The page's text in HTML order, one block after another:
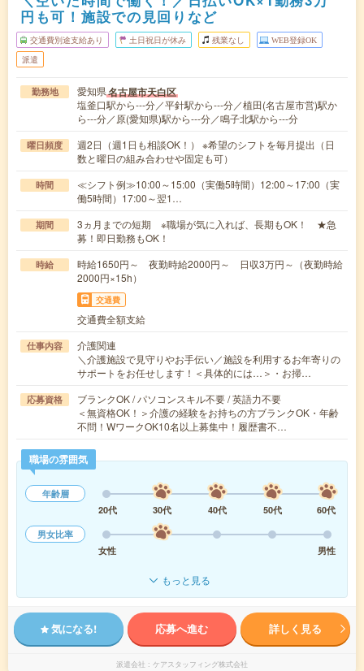
円も可！施設での見回りなど
交通費別途支給あり 土日祝日が休み 残業なし WEB登録OK
派遣
勤務地 愛知県名古屋市天白区
塩釜口駅から---分／平針駅から---分／植田(名古屋市営)駅か
ら---分／原(愛知県)駅から---分／鳴子北駅から---分
曜日頻度
週2日（週1日も相談OK！） ※希望のシフトを毎月提出（日
数と曜日の組み合わせや固定も可）
時間
≪シフト例≫10:00～15:00（実働5時間）12:00～17:00（実
働5時間）17:00～翌1…
期間
3ヵ月までの短期 ※職場が気に入れば、長期もOK！ ★急
募！即日勤務もOK！
時給
時給1650円～ 夜勤時給2000円～ 日収3万円～（夜勤時給
2000円×15h）
交通費
交通費全額支給
仕事内容
介護関連
＼介護施設で見守りやお手伝い／施設を利用するお年寄りの
サポートをお任せします！＜具体的には…＞・お掃…
応募資格
ブランクOK / パソコンスキル不要 / 英語力不要
＜無資格OK！＞介護の経験をお持ちの方ブランクOK・年齢
不問！WワークOK10名以上募集中！履歴書不…
職場の雰囲気
年齢層
20代
30代 40代 50代
60代
男女比率
女性
男性
もっと見る
気になる! 応募へ進む 詳しく見る
派遣会社 ケアスタッフィング株式会社